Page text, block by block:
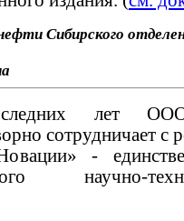
Сибирского
лет
сотрудничает с
-
научно-